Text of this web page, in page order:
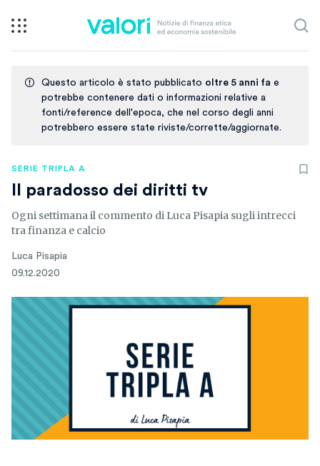
Questo articolo è stato pubblicato oltre 5 anni fa e
potrebbe contenere dati o informazioni relative a
fonti/reference dell'epoca, che nel corso degli anni
potrebbero essere state riviste/corrette/aggiornate.
SERIE TRIPLA A
Il paradosso dei diritti tv
Ogni settimana il commento di Luca Pisapia sugli intrecci
tra finanza e calcio
Luca Pisapia
09.12.2020